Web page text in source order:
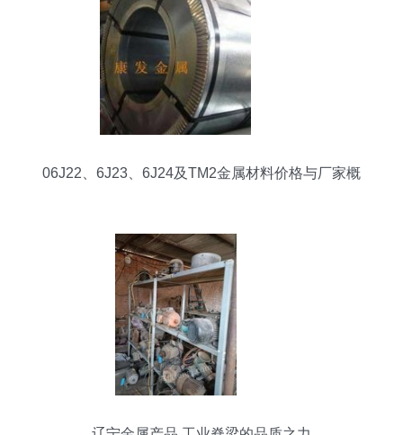
06J22、6J23、6J24及TM2金属材料价格与厂家概